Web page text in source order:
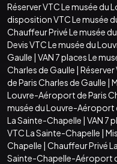
Réserver VTC Le musée
disposition VTC Le musée
Chauffeur Privé Le musée
Devis VTC Le musée du
Gaulle | VAN 7 places Le
Charles de Gaulle |
de Paris Charles de Gaulle |
Louvre-Aéroport de Paris
musée du Louvre-Aéroport
La Sainte-Chapelle | VAN 7
VTC La Sainte-Chapelle |
Chapelle | Chauffeur Privé
Sainte-Chapelle-Aéroport